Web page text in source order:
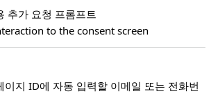
추가 요청 프롬프트
to the consent screen
이지 ID에 자동 입력할 이메일 또는 전화번